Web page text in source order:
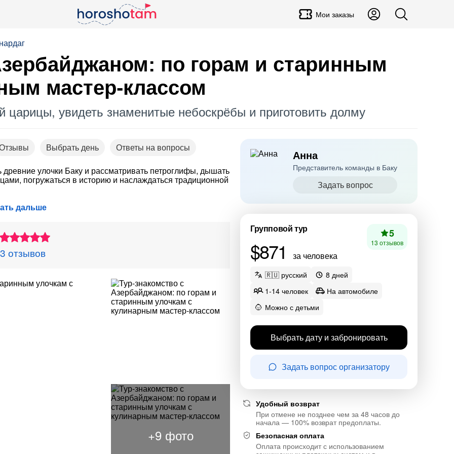
Мои заказы
по горам и старинным
мастер-классом
увидеть знаменитые небоскрёбы и приготовить долму
Выбрать день
Ответы на вопросы
улочки Баку и рассматривать петроглифы, дышать
погружаться в историю и наслаждаться традиционной
дальше
отзывов
Анна
Представитель команды в Баку
Задать вопрос
Групповой тур
$871 за человека
5
13 отзывов
🇷🇺 русский
8 дней
1-14 человек
На автомобиле
Можно с детьми
Выбрать дату и забронировать
Задать вопрос организатору
Удобный возврат
При отмене не позднее чем за 48 часов до
начала — 100% возврат предоплаты.
Безопасная оплата
Оплата происходит с использованием